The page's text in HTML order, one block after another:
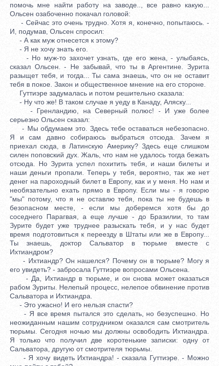
помочь мне найти работу на заводе.., все равно какую...
Ольсен озабоченно покачал головой:
- Сейчас это очень трудно. Хотя я, конечно, попытаюсь. -
И, подумав, Ольсен спросил:
- А как муж отнесется к этому?
- Я не хочу знать его.
- Но муж-то захочет узнать, где его жена, - улыбаясь,
сказал Ольсен. - Не забывай, что ты в Аргентине. Зурита
разыщет тебя, и тогда... Ты сама знаешь, что он не оставит
тебя в покое. Закон и общественное мнение на его стороне.
Гуттиэре задумалась и потом решительно сказала:
- Ну что же! В таком случае я уеду в Канаду, Аляску...
- Гренландию, на Северный полюс! - И уже более
серьезно Ольсен сказал:
- Мы обдумаем это. Здесь тебе оставаться небезопасно.
Я и сам давно собираюсь выбраться отсюда. Зачем я
приехал сюда, в Латинскую Америку? Здесь еще слишком
силен поповский дух. Жаль, что нам не удалось тогда бежать
отсюда. Но Зурита успел похитить тебя, и наши билеты и
наши деньги пропали. Теперь у тебя, вероятно, так же нет
денег на пароходный билет в Европу, как и у меня. Но нам и
необязательно ехать прямо в Европу. Если мы - я говорю
"мы" потому, что я не оставлю тебя, пока ты не будешь в
безопасном месте, - если мы доберемся хотя бы до
соседнего Парагвая, а еще лучше - до Бразилии, то там
Зурите будет уже труднее разыскать тебя, и у нас будет
время подготовиться к переезду в Штаты или же в Европу...
Ты знаешь, доктор Сальватор в тюрьме вместе с
Ихтиандром?
- Ихтиандр? Он нашелся? Почему он в тюрьме? Могу я
его увидеть? - забросала Гуттиэре вопросами Ольсена.
- Да, Ихтиандр в тюрьме, и он снова может оказаться
рабом Зуриты. Нелепый процесс, нелепое обвинение против
Сальватора и Ихтиандра.
- Это ужасно! И его нельзя спасти?
- Я все время пытался это сделать, но безуспешно. Но
неожиданным нашим сотрудником оказался сам смотритель
тюрьмы. Сегодня ночью мы должны освободить Ихтиандра.
Я только что получил две коротенькие записки: одну от
Сальватора, другую от смотрителя тюрьмы.
- Я хочу видеть Ихтиандра! - сказала Гуттиэре. - Можно